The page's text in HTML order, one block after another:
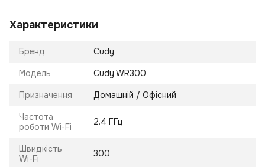
Характеристики
Бренд Cudy
Модель Cudy WR300
Призначення Домашній / Офісний
Частота
роботи Wi-Fi
2.4 ГГц
Швидкість
Wi-Fi
300